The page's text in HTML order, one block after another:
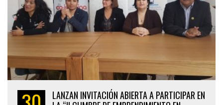
LANZAN INVITACIÓN ABIERTA A PARTICIPAR EN